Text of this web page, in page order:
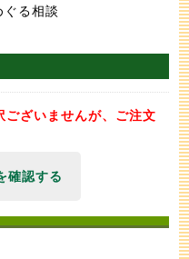
る相談
ございませんが、ご注文
確認する